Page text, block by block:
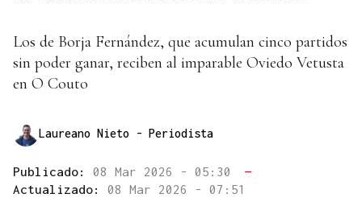
Los de Borja Fernández, que acumulan cinco partidos
sin poder ganar, reciben al imparable Oviedo Vetusta
en O Couto
Laureano Nieto - Periodista
Publicado: 08 Mar 2026 - 05:30
—
Actualizado: 08 Mar 2026 - 07:51